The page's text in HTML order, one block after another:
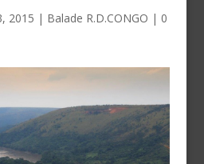
2015 | Balade R.D.CONGO | 0